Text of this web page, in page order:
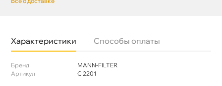
Характеристики Способы оплаты
Бренд
MANN-FILTER
Артикул
C 2201